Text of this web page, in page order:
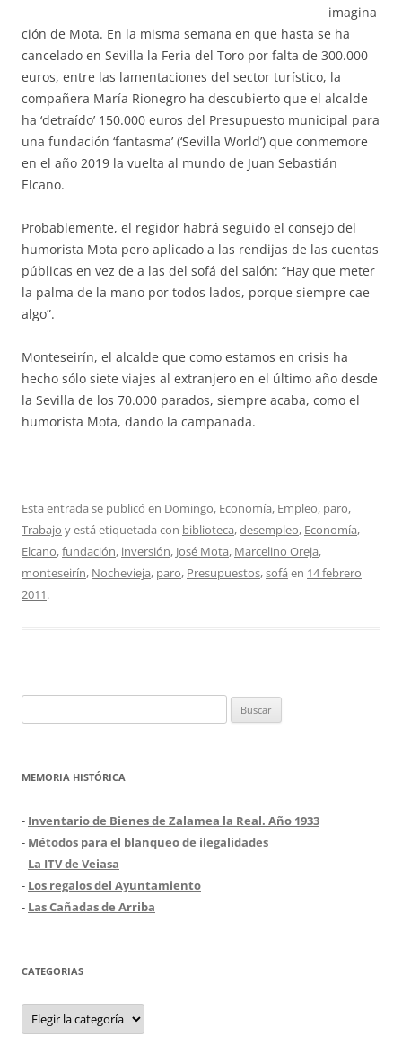
imagina
ción de Mota. En la misma semana en que hasta se ha
cancelado en Sevilla la Feria del Toro por falta de 300.000
euros, entre las lamentaciones del sector turístico, la
compañera María Rionegro ha descubierto que el alcalde
ha ‘detraído’ 150.000 euros del Presupuesto municipal para
una fundación ‘fantasma’ (‘Sevilla World’) que conmemore
en el año 2019 la vuelta al mundo de Juan Sebastián
Elcano.
Probablemente, el regidor habrá seguido el consejo del
humorista Mota pero aplicado a las rendijas de las cuentas
públicas en vez de a las del sofá del salón: “Hay que meter
la palma de la mano por todos lados, porque siempre cae
algo”.
Monteseirín, el alcalde que como estamos en crisis ha
hecho sólo siete viajes al extranjero en el último año desde
la Sevilla de los 70.000 parados, siempre acaba, como el
humorista Mota, dando la campanada.
Esta entrada se publicó en Domingo, Economía, Empleo, paro,
Trabajo y está etiquetada con biblioteca,desempleo, Economía,
Elcano,fundación, inversión, José Mota, Marcelino Oreja,
monteseirín, Nochevieja, paro, Presupuestos,sofá en 14 febrero
2011.
MEMORIA HISTÓRICA
- Inventario de Bienes de Zalamea la Real. Año 1933
- Métodos para el blanqueo de ilegalidades
- La ITV de Veiasa
- Los regalos del Ayuntamiento
- Las Cañadas de Arriba
CATEGORIAS
Categorias